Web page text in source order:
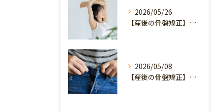
2026/05/26
【産後の骨盤矯正】産後の原因不明なイライラ・疲れやすさは骨盤のせい？心と体を軽くするヒント
2026/05/08
【産後の骨盤矯正】妊娠前のデニムが履けない…